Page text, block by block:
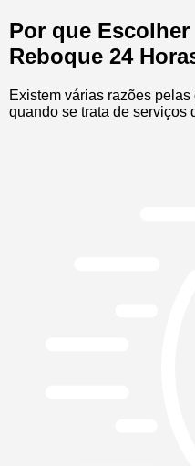
Por que
Reboque 24
Existem várias razões
quando se trata de serviços